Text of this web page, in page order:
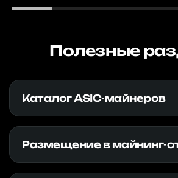
Полезные
Каталог ASIC-майнеров
Размещение в майнинг-